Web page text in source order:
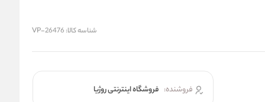
شناسه کالا: VP-26476
فروشنده: فروشگاه اینترنتی روژیا